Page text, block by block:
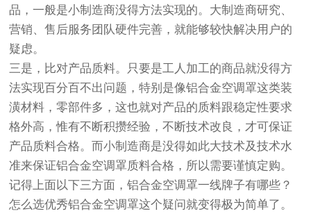
品，一般是小制造商没得方法实现的。大制造商研究、
营销、售后服务团队硬件完善，就能够较快解决用户的
疑虑。
三是，比对产品质料。只要是工人加工的商品就没得方
法实现百分百不出问题，特别是像铝合金空调罩这类装
潢材料，零部件多，这也就对产品的质料跟稳定性要求
格外高，惟有不断积攒经验，不断技术改良，才可保证
产品质料合格。而小制造商是没得如此大技术及技术水
准来保证铝合金空调罩质料合格，所以需要谨慎定购。
记得上面以下三方面，铝合金空调罩一线牌子有哪些？
怎么选优秀铝合金空调罩这个疑问就变得极为简单了。